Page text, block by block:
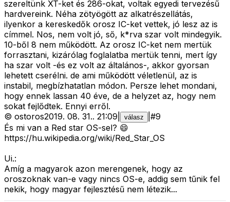
szereltünk XT-ket és 286-okat, voltak egyedi tervezésű
hardvereink. Néha zötyögött az alkatrészellátás,
ilyenkor a kereskedők orosz IC-ket vettek, jó lesz az is
címmel. Nos, nem volt jó, ső, k*rva szar volt mindegyik.
10-ből 8 nem működött. Az orosz IC-ket nem mertük
forrasztani, kizárólag foglalatba mertük tenni, mert így
ha szar volt -és ez volt az általános-, akkor gyorsan
lehetett cserélni. de ami működött véletlenül, az is
instabil, megbízhatatlan módon. Persze lehet mondani,
hogy ennek lassan 40 éve, de a helyzet az, hogy nem
sokat fejlődtek. Ennyi erről.
© ostoros2019. 08. 31.. 21:09 válasz #9
És mi van a Red star OS-sel? 😄
https://hu.wikipedia.org/wiki/Red_Star_OS
Ui.:
Amíg a magyarok azon merengenek, hogy az
oroszoknak van-e vagy nincs OS-e, addig sem tűnik fel
nekik, hogy magyar fejlesztésű nem létezik...